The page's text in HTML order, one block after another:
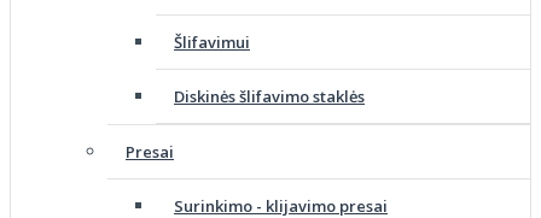
Šlifavimui
Diskinės šlifavimo staklės
Presai
Surinkimo - klijavimo presai